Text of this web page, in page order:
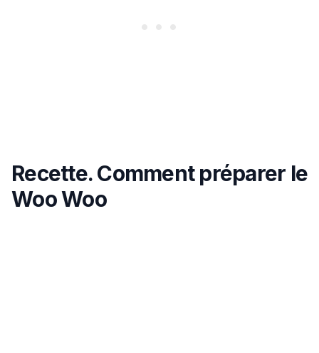
Recette. Comment préparer le
Woo Woo